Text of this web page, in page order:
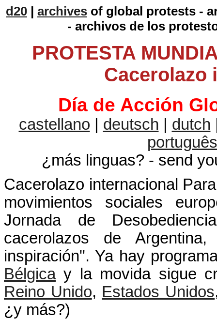
d20 | archives of global protests -
- archivos de los
PROTESTA
Cacerolazo
Día de Acción
castellano deutsch dutch
português
¿más linguas? - send
Cacerolazo internacional
movimientos sociales
Jornada de
cacerolazos de
inspiración". Ya hay
Bélgicay la movida sigue
Reino Unido, Estados Unidos
¿y más?)